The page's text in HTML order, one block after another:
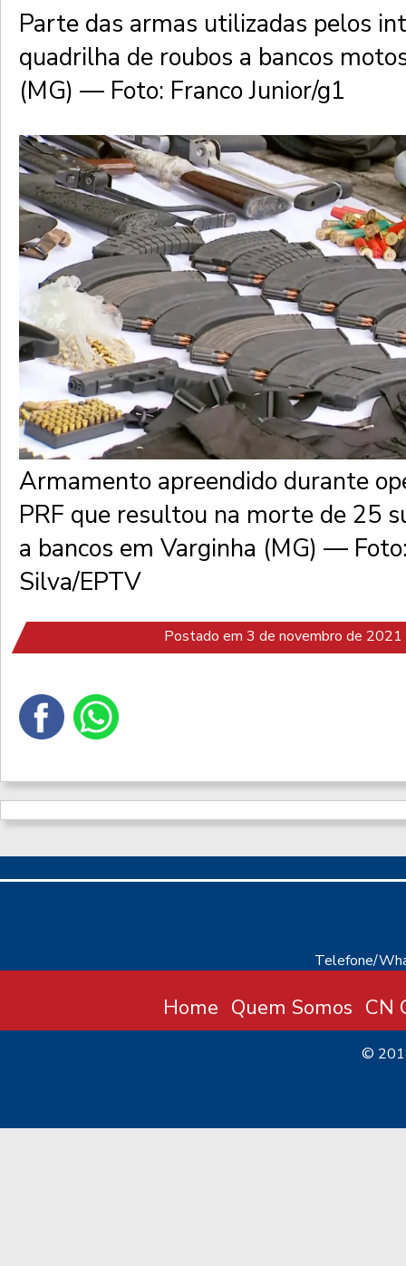
Parte das armas utilizadas pelos
quadrilha de roubos a bancos
(MG) — Foto: Franco Junior/g1
Armamento apreendido durante
PRF que resultou na morte de 25
a bancos em Varginha (MG) —
Silva/EPTV
Postado em 3 de novembro de
Telefone/
Home Quem Somos CN
©